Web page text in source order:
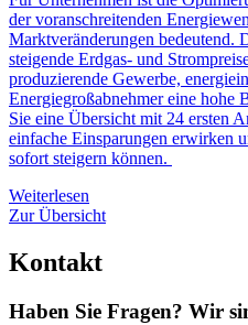
der voranschreitenden
Marktveränderungen bedeutend.
steigende Erdgas- und
produzierende Gewerbe,
Energiegroßabnehmer eine hohe
Sie eine Übersicht mit 24 ersten
einfache Einsparungen erwirken
sofort steigern können.
Weiterlesen
Zur Übersicht
Kontakt
Haben Sie Fragen? Wir